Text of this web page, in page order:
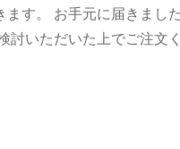
す。 お手元に届きま
討いただいた上でご注文